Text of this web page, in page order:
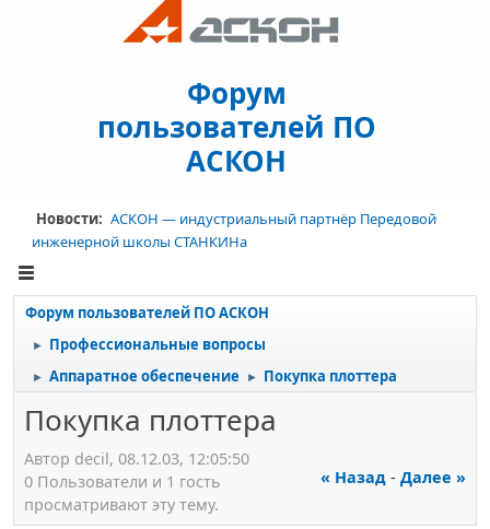
Форум
пользователей ПО
АСКОН
Новости: АСКОН — индустриальный партнёр Передовой
инженерной школы СТАНКИНа
Форум пользователей ПО АСКОН
► Профессиональные вопросы
► Аппаратное обеспечение ► Покупка плоттера
Покупка плоттера
Автор decil, 08.12.03, 12:05:50
« Назад - Далее »
0 Пользователи и 1 гость
просматривают эту тему.